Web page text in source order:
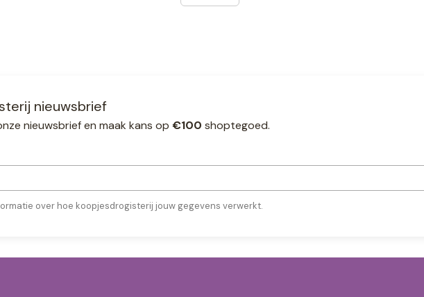
nieuwsbrief
nieuwsbrief en maak kans op €100 shoptegoed.
over hoe koopjesdrogisterij jouw gegevens verwerkt.